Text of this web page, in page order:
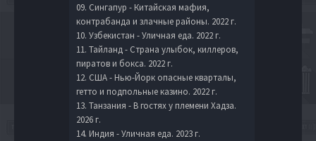
09. Сингапур - Китайская мафия,
контрабанда и злачные районы. 2022 г.
10. Узбекистан - Уличная еда. 2022 г.
11. Тайланд - Страна улыбок, киллеров,
пиратов и бокса. 2022 г.
12. США - Нью-Йорк опасные кварталы,
гетто и подпольные казино. 2022 г.
13. Танзания - В гостях у племени Хадза.
2026 г.
14. Индия - Уличная еда. 2023 г.